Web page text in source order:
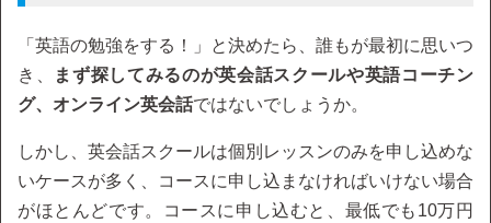
「英語の勉強をする！」と決めたら、誰もが最初に思いつ
き、
まず探してみるのが英会話スクールや英語コーチン
グ、オンライン英会話ではないでしょうか。
しかし、英会話スクールは個別レッスンのみを申し込めな
いケースが多く、コースに申し込まなければいけない場合
がほとんどです。コースに申し込むと、最低でも10万円